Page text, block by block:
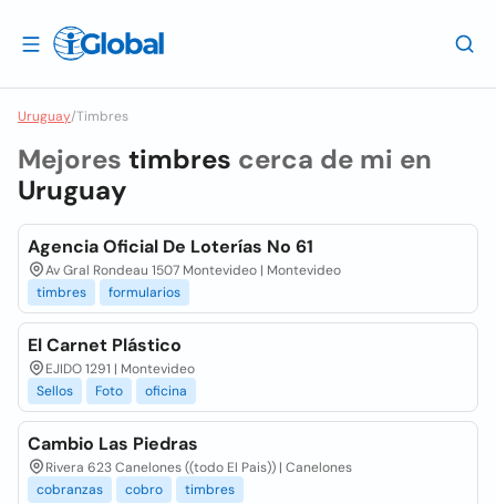
Uruguay/Timbres
Mejores timbres cerca de mi en
Uruguay
Agencia Oficial De Loterías No 61
Av Gral Rondeau 1507 Montevideo | Montevideo
timbres
formularios
El Carnet Plástico
EJIDO 1291 | Montevideo
Sellos
Foto oficina
Cambio Las Piedras
Rivera 623 Canelones ((todo El Pais)) | Canelones
cobranzas
cobro timbres